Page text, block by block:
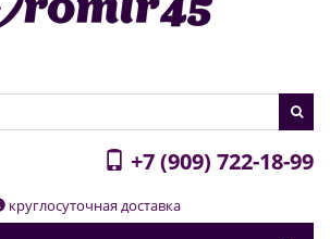
+7 (909) 722-18-99
круглосуточная доставка